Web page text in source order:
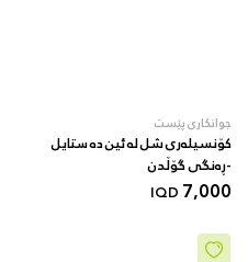
جوانکاری پێست
کۆنسیلەری شل لە ئین دە ستایل
-ڕەنگی گۆڵدن
7,000
IQD